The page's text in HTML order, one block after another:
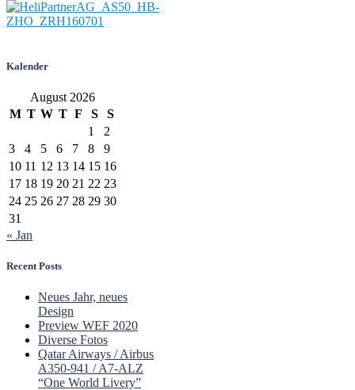
Kalender
August 2026
M T W T F S
S
1
2
3
4 5 6 7 8
9
10 11 12 13 14 15 16
17 18 19 20 21 22 23
24 25 26 27 28 29 30
31
« Jan
Recent Posts
Neues Jahr, neues
Design
Preview WEF 2020
Diverse Fotos
Qatar Airways / Airbus
A350-941 / A7-ALZ
“One World Livery”